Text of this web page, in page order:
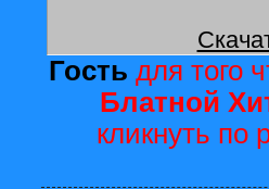
Гость для того
Блатной
кликнуть